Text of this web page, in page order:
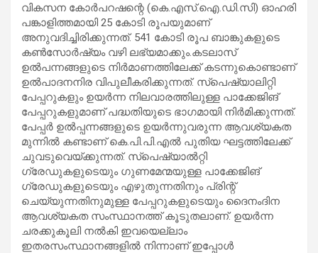
വികസന കോർപറഷന്റെ (കെ.എസ്.ഐ.ഡി.സി) ഓഹരി
പങ്കാളിത്തമായി 25 കോടി രൂപയുമാണ്
അനുവദിച്ചിരിക്കുന്നത്. 541 കോടി രൂപ ബാങ്കുകളുടെ
കൺസോർഷ്യം വഴി ലഭ്യമാക്കും.കടലാസ്
ഉൽപന്നങ്ങളുടെ നിർമാണത്തിലേക്ക് കടന്നുകൊണ്ടാണ്
ഉൽപാദനനിര വിപുലീകരിക്കുന്നത്. സ്പെഷ്യാലിറ്റി
പേപ്പറുകളും ഉയർന്ന നിലവാരത്തിലുള്ള പാക്കേജിങ്
പേപ്പറുകളുമാണ് പദ്ധതിയുടെ ഭാഗമായി നിർമിക്കുന്നത്.
പേപ്പർ ഉൽപ്പന്നങ്ങളുടെ ഉയർന്നുവരുന്ന ആവശ്യകത
മുന്നിൽ കണ്ടാണ് കെ.പി.പി.എൽ പുതിയ ഘട്ടത്തിലേക്ക്
ചുവടുവെയ്ക്കുന്നത്. സ്‌പെഷ്യാൽറ്റി
ഗ്രേഡുകളുടെയും ഗുണമേന്മയുള്ള പാക്കേജിങ്
ഗ്രേഡുകളുടെയും എഴുതുന്നതിനും പ്രിന്റ്
ചെയ്യുന്നതിനുമുള്ള പേപ്പറുകളുടെയും ദൈനംദിന
ആവശ്യകത സംസ്ഥാനത്ത് കൂടുതലാണ്. ഉയർന്ന
ചരക്കുകൂലി നൽകി ഇവയെല്ലാം
ഇതരസംസ്ഥാനങ്ങളിൽ നിന്നാണ് ഇപ്പോൾ